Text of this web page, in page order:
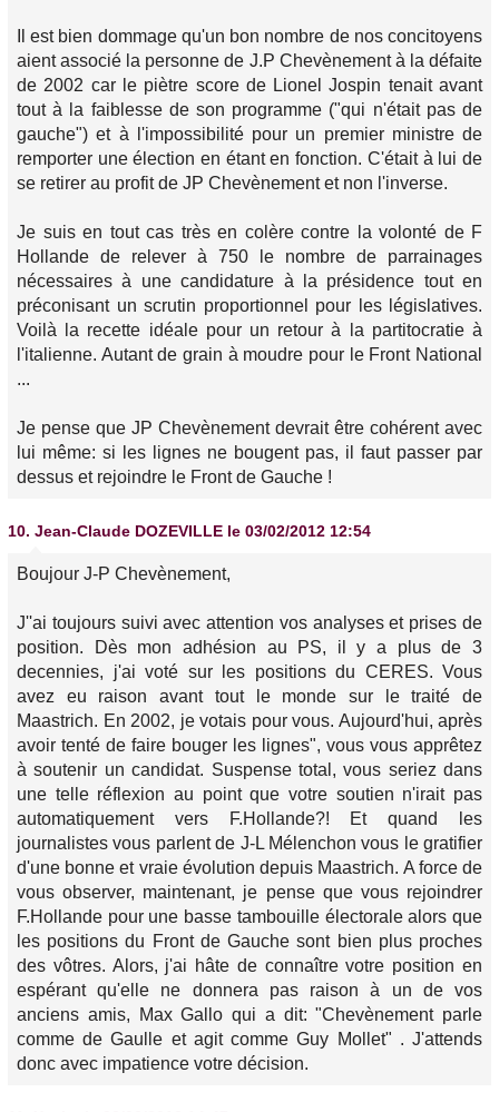
Il est bien dommage qu'un bon nombre de nos concitoyens
aient associé la personne de J.P Chevènement à la défaite
de 2002 car le piètre score de Lionel Jospin tenait avant
tout à la faiblesse de son programme ("qui n'était pas de
gauche") et à l'impossibilité pour un premier ministre de
remporter une élection en étant en fonction. C'était à lui de
se retirer au profit de JP Chevènement et non l'inverse.
Je suis en tout cas très en colère contre la volonté de F
Hollande de relever à 750 le nombre de parrainages
nécessaires à une candidature à la présidence tout en
préconisant un scrutin proportionnel pour les législatives.
Voilà la recette idéale pour un retour à la partitocratie à
l'italienne. Autant de grain à moudre pour le Front National
...
Je pense que JP Chevènement devrait être cohérent avec
lui même: si les lignes ne bougent pas, il faut passer par
dessus et rejoindre le Front de Gauche !
10. Jean-Claude DOZEVILLE le 03/02/2012 12:54
Boujour J-P Chevènement,
J''ai toujours suivi avec attention vos analyses et prises de
position. Dès mon adhésion au PS, il y a plus de 3
decennies, j'ai voté sur les positions du CERES. Vous
avez eu raison avant tout le monde sur le traité de
Maastrich. En 2002, je votais pour vous. Aujourd'hui, après
avoir tenté de faire bouger les lignes", vous vous apprêtez
à soutenir un candidat. Suspense total, vous seriez dans
une telle réflexion au point que votre soutien n'irait pas
automatiquement vers F.Hollande?! Et quand les
journalistes vous parlent de J-L Mélenchon vous le gratifier
d'une bonne et vraie évolution depuis Maastrich. A force de
vous observer, maintenant, je pense que vous rejoindrer
F.Hollande pour une basse tambouille électorale alors que
les positions du Front de Gauche sont bien plus proches
des vôtres. Alors, j'ai hâte de connaître votre position en
espérant qu'elle ne donnera pas raison à un de vos
anciens amis, Max Gallo qui a dit: "Chevènement parle
comme de Gaulle et agit comme Guy Mollet" . J'attends
donc avec impatience votre décision.